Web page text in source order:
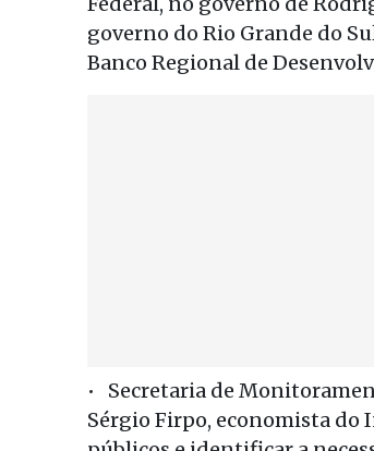
governo do Rio Grande do
Banco Regional de
• Secretaria de
Sérgio Firpo, economista do